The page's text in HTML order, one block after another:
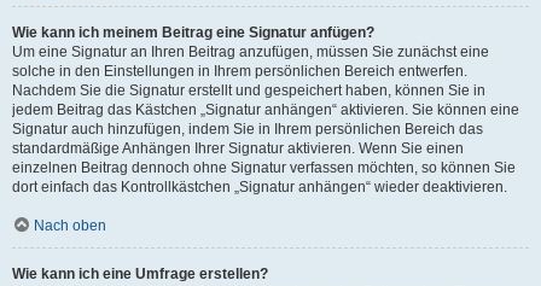
Wie kann ich meinem Beitrag eine Signatur anfügen?
Um eine Signatur an Ihren Beitrag anzufügen, müssen Sie zunächst eine
solche in den Einstellungen in Ihrem persönlichen Bereich entwerfen.
Nachdem Sie die Signatur erstellt und gespeichert haben, können Sie in
jedem Beitrag das Kästchen „Signatur anhängen“ aktivieren. Sie können eine
Signatur auch hinzufügen, indem Sie in Ihrem persönlichen Bereich das
standardmäßige Anhängen Ihrer Signatur aktivieren. Wenn Sie einen
einzelnen Beitrag dennoch ohne Signatur verfassen möchten, so können Sie
dort einfach das Kontrollkästchen „Signatur anhängen“ wieder deaktivieren.
Nach oben
Wie kann ich eine Umfrage erstellen?